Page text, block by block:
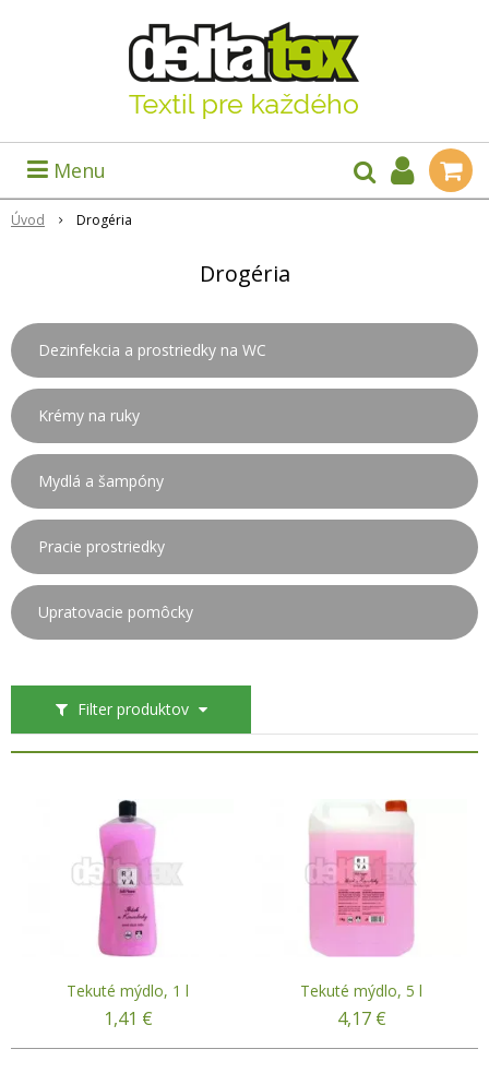
Menu
Úvod Drogéria
Drogéria
Dezinfekcia a prostriedky na WC
Krémy na ruky
Mydlá a šampóny
Pracie prostriedky
Upratovacie pomôcky
Filter produktov
Tekuté mýdlo, 1 l
1,41 €
Tekuté mýdlo, 5 l
4,17 €